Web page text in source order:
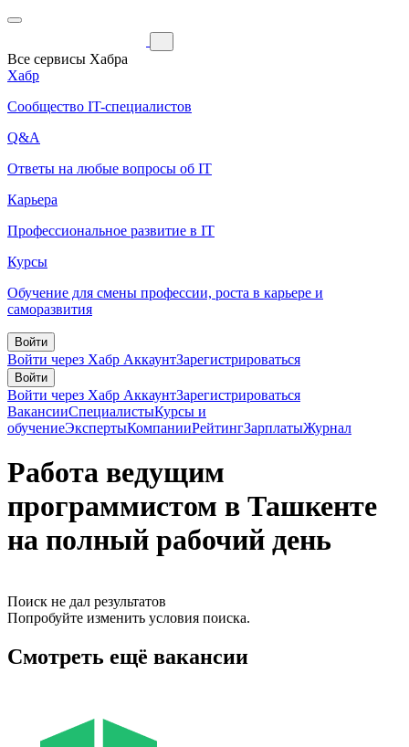
Все сервисы Хабра
Хабр
Сообщество IT-специалистов
Q&A
Ответы на любые вопросы об IT
Карьера
Профессиональное развитие в IT
Курсы
Обучение для смены профессии, роста в карьере и
саморазвития
Войти
Войти через Хабр АккаунтЗарегистрироваться
Войти
Войти через Хабр АккаунтЗарегистрироваться
ВакансииСпециалистыКурсы и
обучениеЭкспертыКомпанииРейтингЗарплатыЖурнал
Работа ведущим
программистом в Ташкенте
на полный рабочий день
Поиск не дал результатов
Попробуйте изменить условия поиска.
Смотреть ещё вакансии